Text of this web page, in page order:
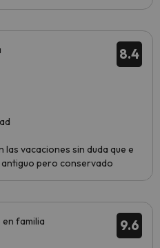
8.4
vacaciones sin duda que e
pero conservado
9.6
familia